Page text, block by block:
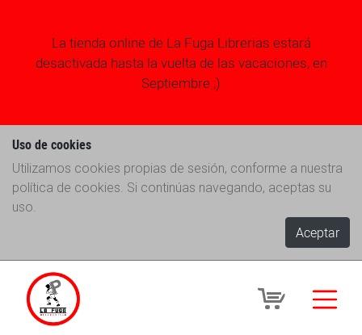
La tienda online de La Fuga Librerias estará
desactivada hasta la vuelta de las vacaciones, en
Septiembre ;)
Uso de cookies
Utilizamos cookies propias de sesión, conforme a nuestra
política de cookies. Si continúas navegando, aceptas su
uso.
Aceptar